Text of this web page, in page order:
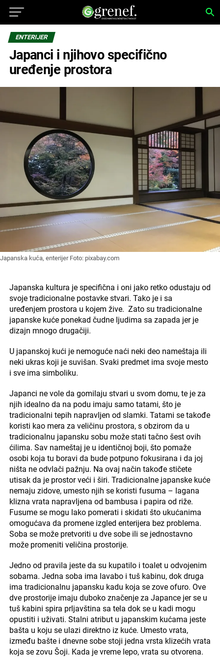
ENTERIJER
Japanci i njihovo specifično
uređenje prostora
Japanska kuća, enterijer Foto: pixabay.com
Japanska kultura je specifična i oni jako retko odustaju od
svoje tradicionalne postavke stvari. Tako je i sa
uređenjem prostora u kojem žive. Zato su tradicionalne
japanske kuće ponekad čudne ljudima sa zapada jer je
dizajn mnogo drugačiji.
U japanskoj kući je nemoguće naći neki deo nameštaja ili
neki ukras koji je suvišan. Svaki predmet ima svoje mesto
i sve ima simboliku.
Japanci ne vole da gomilaju stvari u svom domu, te je za
njih idealno da na podu imaju samo tatami, što je
tradicionalni tepih napravljen od slamki. Tatami se takođe
koristi kao mera za veličinu prostora, s obzirom da u
tradicionalnu japansku sobu može stati tačno šest ovih
ćilima. Sav nameštaj je u identičnoj boji, što pomaže
osobi koja tu boravi da bude potpuno fokusirana i da joj
ništa ne odvlači pažnju. Na ovaj način takođe stičete
utisak da je prostor veći i širi. Tradicionalne japanske kuće
nemaju zidove, umesto njih se koristi fusuma – lagana
klizna vrata napravljena od bambusa i papira od riže.
Fusume se mogu lako pomerati i skidati što ukućanima
omogućava da promene izgled enterijera bez problema.
Soba se može pretvoriti u dve sobe ili se jednostavno
može promeniti veličina prostorije.
Jedno od pravila jeste da su kupatilo i toalet u odvojenim
sobama. Jedna soba ima lavabo i tuš kabinu, dok druga
ima tradicionalnu japansku kadu koja se zove ofuro. Ove
dve prostorije imaju duboko značenje za Japance jer se u
tuš kabini spira prljavština sa tela dok se u kadi mogu
opustiti i uživati. Stalni atribut u japanskim kućama jeste
bašta u koju se ulazi direktno iz kuće. Umesto vrata,
između bašte i dnevne sobe stoji jedna vrsta klizećih vrata
koja se zovu Šoji. Kada je vreme lepo, vrata su otvorena.